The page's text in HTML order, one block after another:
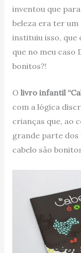
inventou que
beleza era ter um
instituiu isso, que
que no meu caso
bonitos?!
O livro infantil
com a lógica
crianças que, ao
grande parte dos
cabelo são